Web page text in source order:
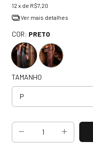
12 x de R$7,20
Ver mais detalhes
COR: PRETO
TAMANHO